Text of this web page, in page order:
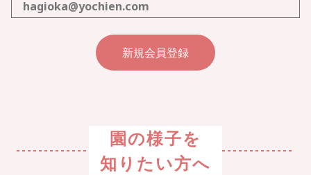
園の様子を
知りたい方へ